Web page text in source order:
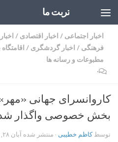
تربت ما
اخبار اجتماعی / اخبار اقتصادی /
فرهنگی / اخبار گردشگری /
مطبوعات و رسانه ها
۰
کاروانسرای جهانی
بخش خصوصی واگذار
توسطکاظم خطیبی · منتشر شده آبان ۲۸, ۱۴۰۴